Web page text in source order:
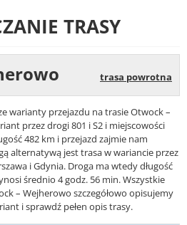
TRASY
trasa powrotna
warianty przejazdu na trasie Otwock –
przez drogi 801 i S2 i miejscowości
482 km i przejazd zajmie nam
alternatywą jest trasa w wariancie przez
i Gdynia. Droga ma wtedy długość
średnio 4 godz. 56 min. Wszystkie
– Wejherowo szczegółowo opisujemy
i sprawdź pełen opis trasy.